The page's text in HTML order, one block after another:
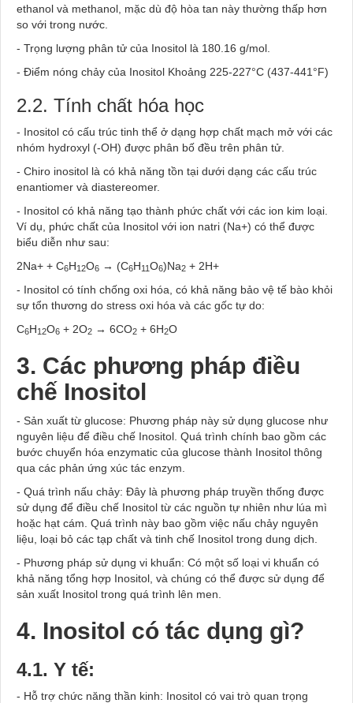
ethanol và methanol, mặc dù độ hòa tan này thường thấp hơn
so với trong nước.
- Trọng lượng phân tử của Inositol là 180.16 g/mol.
- Điểm nóng chảy của Inositol Khoảng 225-227°C (437-441°F)
2.2. Tính chất hóa học
- Inositol có cấu trúc tinh thể ở dạng hợp chất mạch mở với các
nhóm hydroxyl (-OH) được phân bố đều trên phân tử.
- Chiro inositol là có khả năng tồn tại dưới dạng các cấu trúc
enantiomer và diastereomer.
- Inositol có khả năng tạo thành phức chất với các ion kim loại.
Ví dụ, phức chất của Inositol với ion natri (Na+) có thể được
biểu diễn như sau:
2Na+ + C6H12O6 → (C6H11 O6)Na2 + 2H+
- Inositol có tính chống oxi hóa, có khả năng bảo vệ tế bào khỏi
sự tổn thương do stress oxi hóa và các gốc tự do:
C6H12O6 + 2O2 → 6CO2 + 6H2O
3. Các phương pháp điều
chế Inositol
- Sản xuất từ glucose: Phương pháp này sử dụng glucose như
nguyên liệu để điều chế Inositol. Quá trình chính bao gồm các
bước chuyển hóa enzymatic của glucose thành Inositol thông
qua các phản ứng xúc tác enzym.
- Quá trình nấu chảy: Đây là phương pháp truyền thống được
sử dụng để điều chế Inositol từ các nguồn tự nhiên như lúa mì
hoặc hạt cám. Quá trình này bao gồm việc nấu chảy nguyên
liệu, loại bỏ các tạp chất và tinh chế Inositol trong dung dịch.
- Phương pháp sử dụng vi khuẩn: Có một số loại vi khuẩn có
khả năng tổng hợp Inositol, và chúng có thể được sử dụng để
sản xuất Inositol trong quá trình lên men.
4. Inositol có tác dụng gì?
4.1. Y tế:
- Hỗ trợ chức năng thần kinh: Inositol có vai trò quan trọng